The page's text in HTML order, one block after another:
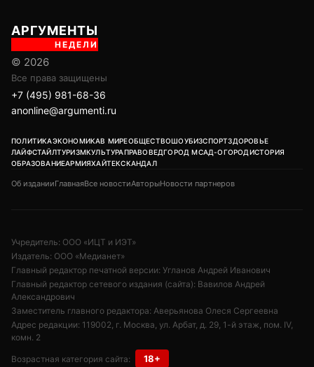
АРГУМЕНТЫ
НЕДЕЛИ
© 2026
Все права защищены
+7 (495) 981-68-36
anonline@argumenti.ru
ПОЛИТИКАЭКОНОМИКАВ МИРЕОБЩЕСТВОШОУБИЗСПОРТЗДОРОВЬЕ
ЛАЙФСТАЙЛТУРИЗМКУЛЬТУРАПРАВОВЕДГОРОД МСАД-ОГОРОДИСТОРИЯ
ОБРАЗОВАНИЕАРМИЯХАЙТЕКСКАНДАЛ
Об изданииГлавнаяВсе новостиАвторыНовости партнеров
Учредитель: ООО «ИЦТ и ИЭТ»
Издатель: ООО «Медианет»
Главный редактор печатной версии: Угланов Андрей Иванович
Главный редактор сетевого издания (сайта): Вавилов Андрей
Александрович
Заместитель главного редактора: Аверьянова Олеся Сергеевна
Адрес редакции: 119002, г. Москва, ул. Арбат, д. 29, 1-й этаж, пом. IV,
комн. 2
Возрастная категория сайта: 18+